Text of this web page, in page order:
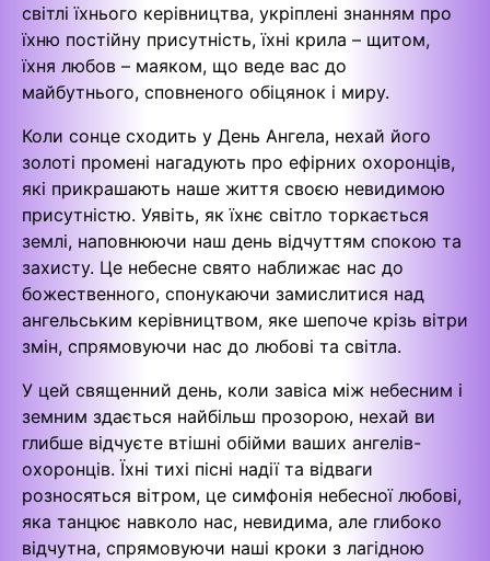
світлі їхнього керівництва, укріплені знанням про
їхню постійну присутність, їхні крила – щитом,
їхня любов – маяком, що веде вас до
майбутнього, сповненого обіцянок і миру.
Коли сонце сходить у День Ангела, нехай його
золоті промені нагадують про ефірних охоронців,
які прикрашають наше життя своєю невидимою
присутністю. Уявіть, як їхнє світло торкається
землі, наповнюючи наш день відчуттям спокою та
захисту. Це небесне свято наближає нас до
божественного, спонукаючи замислитися над
ангельським керівництвом, яке шепоче крізь вітри
змін, спрямовуючи нас до любові та світла.
У цей священний день, коли завіса між небесним і
земним здається найбільш прозорою, нехай ви
глибше відчуєте втішні обійми ваших ангелів-
охоронців. Їхні тихі пісні надії та відваги
розносяться вітром, це симфонія небесної любові,
яка танцює навколо нас, невидима, але глибоко
відчутна, спрямовуючи наші кроки з лагідною